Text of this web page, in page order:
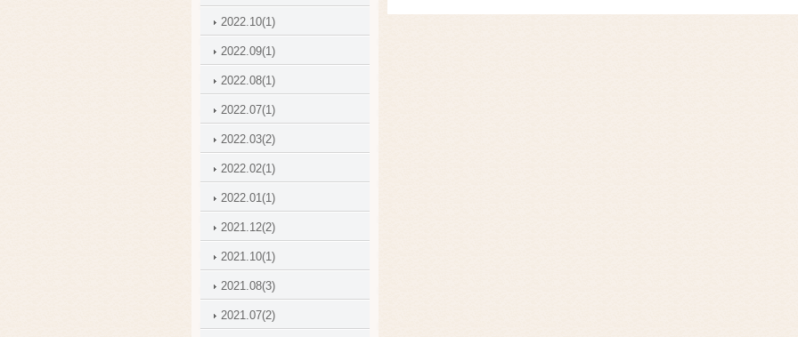
2022.10(1)
2022.09(1)
2022.08(1)
2022.07(1)
2022.03(2)
2022.02(1)
2022.01(1)
2021.12(2)
2021.10(1)
2021.08(3)
2021.07(2)